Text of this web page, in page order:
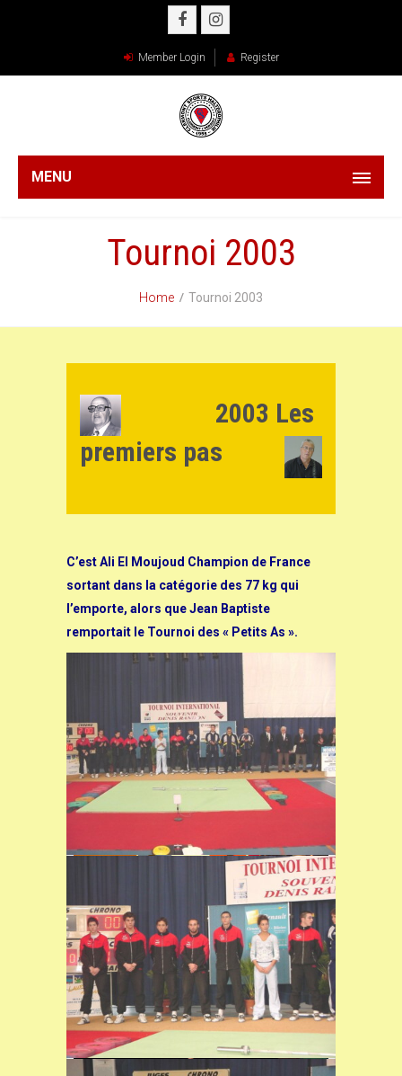
Member Login Register
MENU
Tournoi 2003
Home Tournoi 2003
2003 Les
premiers pas
C’est Ali El Moujoud Champion de France
sortant dans la catégorie des 77 kg qui
l’emporte, alors que Jean Baptiste
remportait le Tournoi des « Petits As ».
Podium des petits as : 1er Jean
Baptiste BARDIS, 2ème Steve
KARKAR et 3èmeFrédéric
FONTAINE